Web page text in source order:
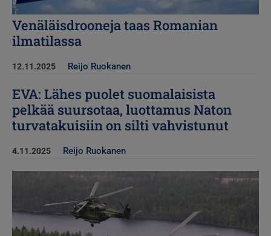
Venäläisdrooneja taas Romanian
ilmatilassa
12.11.2025 Reijo Ruokanen
EVA: Lähes puolet suomalaisista
pelkää suursotaa, luottamus Naton
turvatakuisiin on silti vahvistunut
4.11.2025 Reijo Ruokanen